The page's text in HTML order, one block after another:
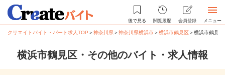
後で見る 閲覧履歴 会員登録 メニュー
クリエイトバイト・パート求人TOP ＞神奈川県＞神奈川県横浜市＞横浜市鶴見区＞横浜市鶴見
横浜市鶴見区・その他のバイト・求人情報